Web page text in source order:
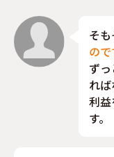
そ
ので
ず
れ
利
す。